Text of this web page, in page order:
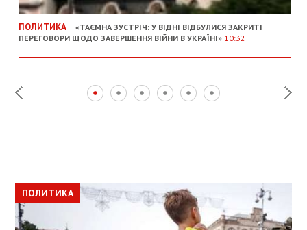
ПОЛИТИКА
«ТАЄМНА ЗУСТРІЧ: У ВІДНІ ВІДБУЛИСЯ ЗАКРИТІ
ПЕРЕГОВОРИ ЩОДО ЗАВЕРШЕННЯ ВІЙНИ В УКРАЇНІ» 10:32
ПОЛИТИКА
ПОЛИТИКА
ОБЩЕСТВО
ПОЛИТИКА
ЭКОНОМИКА